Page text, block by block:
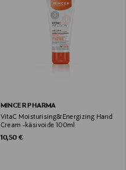
MINCER PHARMA
VitaC Moisturising&Energizing Hand
Cream -käsivoide 100ml
Original Price
10,50 €